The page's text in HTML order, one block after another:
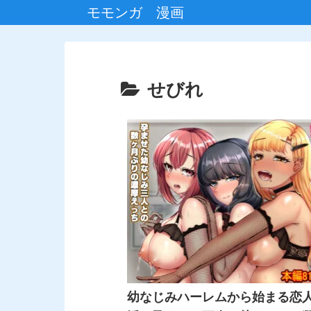
モモンガ 漫画
せびれ
幼なじみハーレムから始まる恋